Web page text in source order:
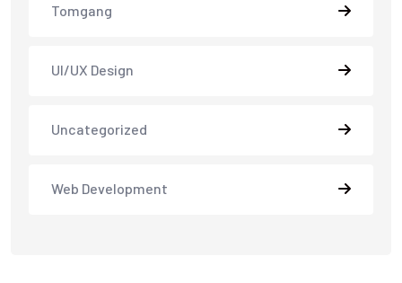
Tomgang
UI/UX Design
Uncategorized
Web Development